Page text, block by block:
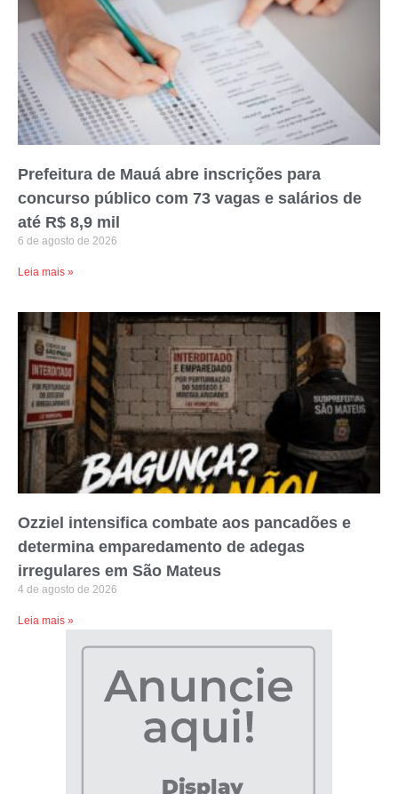
Prefeitura de Mauá abre inscrições para
concurso público com 73 vagas e salários de
até R$ 8,9 mil
6 de agosto de 2026
Leia mais »
Ozziel intensifica combate aos pancadões e
determina emparedamento de adegas
irregulares em São Mateus
4 de agosto de 2026
Leia mais »